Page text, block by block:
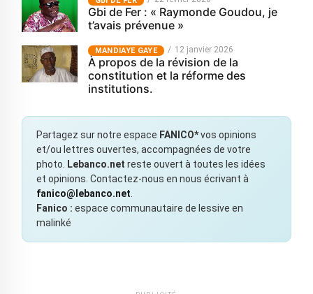
Gbi de Fer : « Raymonde Goudou, je
t’avais prévenue »
MANDIAYE GAYE 12 janvier 2026
À propos de la révision de la
constitution et la réforme des
institutions.
Partagez sur notre espace FANICO*vos opinions
et/ou lettres ouvertes, accompagnées de votre
photo.
Lebanco.net reste ouvert à toutes les idées
et opinions. Contactez-nous en nous écrivant à
fanico@lebanco.net
Fanico : espace communautaire de lessive en
malinké